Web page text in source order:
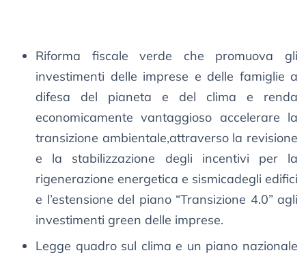
Riforma fiscale verde che promuova gli
investimenti delle imprese e delle famiglie a
difesa del pianeta e del clima e renda
economicamente vantaggioso accelerare la
transizione ambientale,attraverso la revisione
e la stabilizzazione degli incentivi per la
rigenerazione energetica e sismicadegli edifici
e l’estensione del piano “Transizione 4.0” agli
investimenti green delle imprese.
Legge quadro sul clima e un piano nazionale